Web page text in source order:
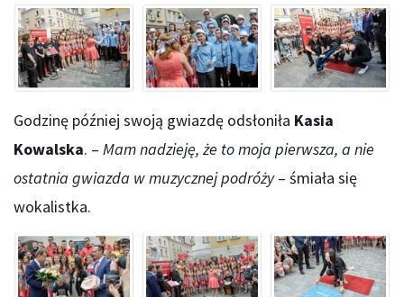
Godzinę później swoją gwiazdę odsłoniła Kasia
Kowalska. – Mam nadzieję, że to moja pierwsza, a nie
ostatnia gwiazda w muzycznej podróży– śmiała się
wokalistka.